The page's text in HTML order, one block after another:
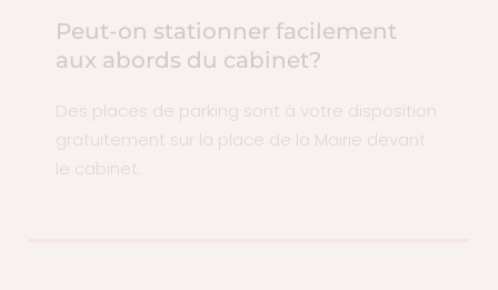
Peut-on stationner facilement
aux abords du cabinet?
Des places de parking sont à votre disposition
gratuitement sur la place de la Mairie devant
le cabinet.